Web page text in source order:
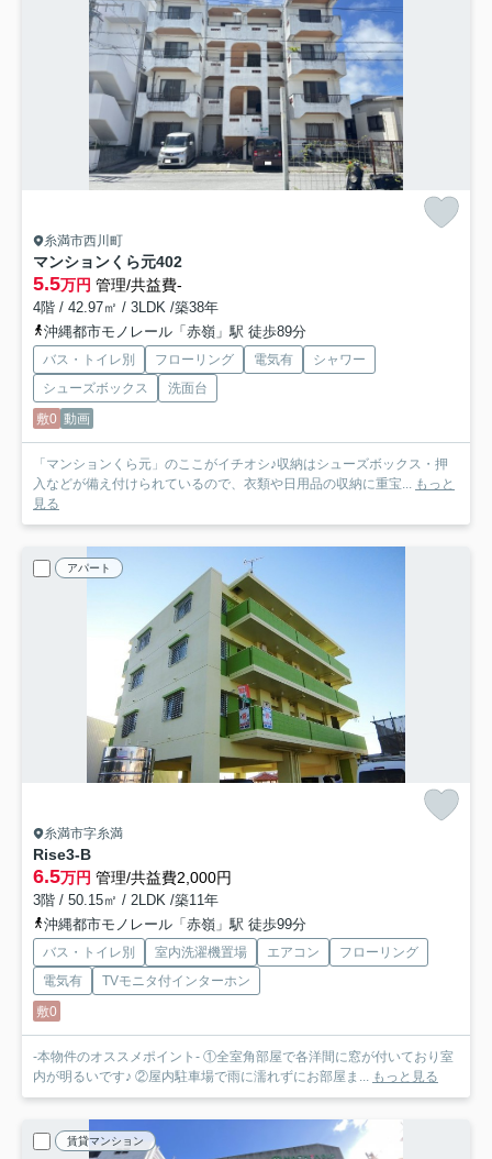
糸満市西川町
マンションくら元402
5.5万円 管理/共益費-
4階 / 42.97㎡ / 3LDK /築38年
沖縄都市モノレール「赤嶺」駅 徒歩89分
バス・トイレ別 フローリング 電気有
シャワー
シューズボックス
洗面台
敷0 動画
「マンションくら元」のここがイチオシ♪収納はシューズボックス・押
入などが備え付けられているので、衣類や日用品の収納に重宝... もっと
見る
アパート
糸満市字糸満
Rise3-B
6.5万円 管理/共益費2,000円
3階 / 50.15㎡ / 2LDK /築11年
沖縄都市モノレール「赤嶺」駅 徒歩99分
バス・トイレ別 室内洗濯機置場 エアコン
フローリング
電気有
TVモニタ付インターホン
敷0
‐本物件のオススメポイント‐ ①全室角部屋で各洋間に窓が付いており室
内が明るいです♪ ②屋内駐車場で雨に濡れずにお部屋ま... もっと見る
賃貸マンション